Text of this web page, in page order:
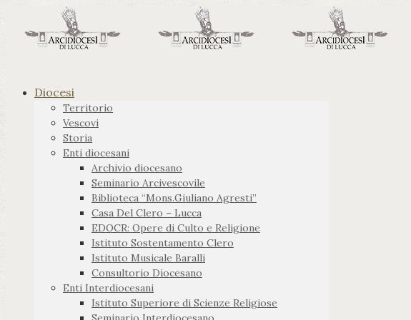
Diocesi
Territorio
Vescovi
Storia
Enti diocesani
Archivio diocesano
Seminario Arcivescovile
Biblioteca “Mons.Giuliano Agresti”
Casa Del Clero – Lucca
EDOCR: Opere di Culto e Religione
Istituto Sostentamento Clero
Istituto Musicale Baralli
Consultorio Diocesano
Enti Interdiocesani
Istituto Superiore di Scienze Religiose